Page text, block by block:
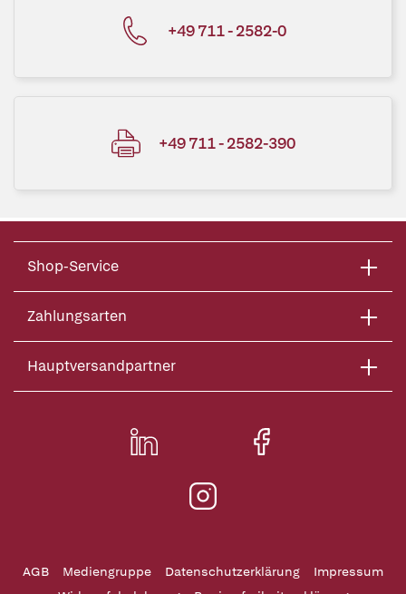
+49 711 - 2582-0
+49 711 - 2582-390
Shop-Service
Zahlungsarten
Hauptversandpartner
AGB Mediengruppe Datenschutzerklärung
Impressum